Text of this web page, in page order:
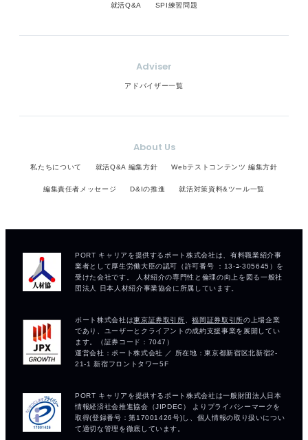
就活Q&A SPI練習問題
Adviser
アドバイザー一覧
About Us
私たちについて 就活Q&A 編集方針 Webテストコンテンツ 編集方針
編集責任者メッセージ D&Iの推進 就活対策資料&ツール一覧